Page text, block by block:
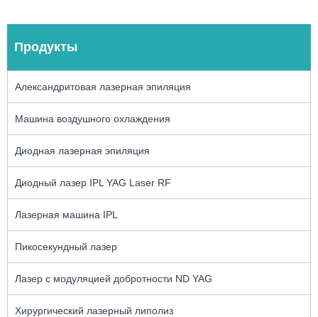
Продукты
Александритовая лазерная эпиляция
Машина воздушного охлаждения
Диодная лазерная эпиляция
Диодный лазер IPL YAG Laser RF
Лазерная машина IPL
Пикосекундный лазер
Лазер с модуляцией добротности ND YAG
Хирургический лазерный липолиз